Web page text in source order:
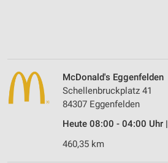
McDonald's Eggenfelden
Schellenbruckplatz 41
84307 Eggenfelden
Heute 08:00 - 04:00 Uhr |
460,35 km